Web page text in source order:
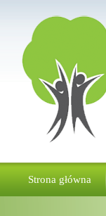
Strona główna